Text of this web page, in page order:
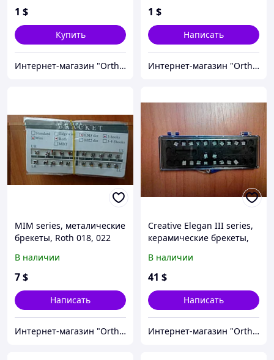
1 $
Купить
Интернет-магазин "OrthoWay"
1 $
Написать
Интернет-магазин "OrthoWay"
MIM series, металические
брекеты, Roth 018, 022
В наличии
7$
Написать
Интернет-магазин "OrthoWay"
Creative Elegan III series,
керамические брекеты,
(полн.набор)
В наличии
41 $
Написать
Интернет-магазин "OrthoWay"